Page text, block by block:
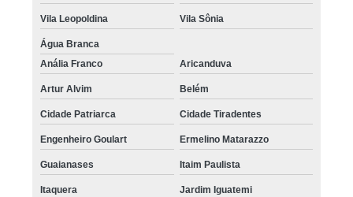
Vila Leopoldina Vila Sônia
Água Branca
Anália Franco
Aricanduva
Artur Alvim Belém
Cidade Patriarca Cidade Tiradentes
Engenheiro Goulart Ermelino Matarazzo
Guaianases Itaim Paulista
Itaquera Jardim Iguatemi